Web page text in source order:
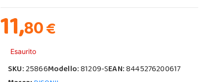
11,80€
Esaurito
SKU:25866Modello:81209-SEAN:8445276200617